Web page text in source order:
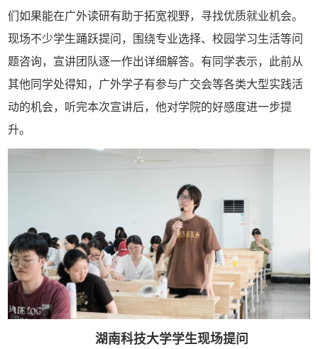
们如果能在广外读研有助于拓宽视野，寻找优质就业机会。
现场不少学生踊跃提问，围绕专业选择、校园学习生活等问
题咨询，宣讲团队逐一作出详细解答。有同学表示，此前从
其他同学处得知，广外学子有参与广交会等各类大型实践活
动的机会，听完本次宣讲后，他对学院的好感度进一步提
升。
湖南科技大学学生现场提问